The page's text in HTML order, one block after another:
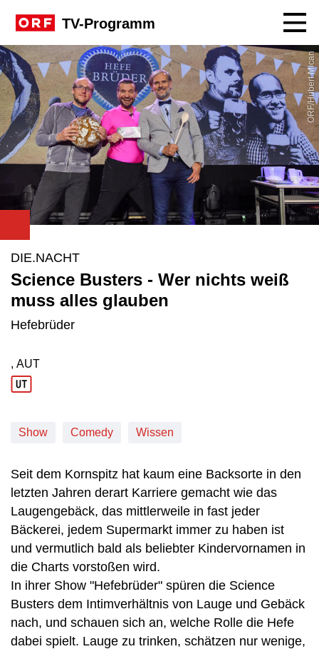
TV-Programm
ORF/Hubert Mican
DIE.NACHT
Science Busters - Wer nichts weiß
muss alles glauben
Hefebrüder
Produktionsland: AUT
, AUT
Show Comedy Wissen
Seit dem Kornspitz hat kaum eine Backsorte in den
letzten Jahren derart Karriere gemacht wie das
Laugengebäck, das mittlerweile in fast jeder
Bäckerei, jedem Supermarkt immer zu haben ist
und vermutlich bald als beliebter Kindervornamen in
die Charts vorstoßen wird.
In ihrer Show "Hefebrüder" spüren die Science
Busters dem Intimverhältnis von Lauge und Gebäck
nach, und schauen sich an, welche Rolle die Hefe
dabei spielt. Lauge zu trinken, schätzen nur wenige,